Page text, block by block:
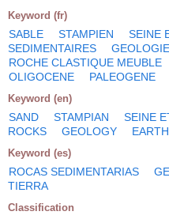
Keyword (fr)
SABLE STAMPIEN SEINE
SEDIMENTAIRES
GEOLOGIE
ROCHE CLASTIQUE MEUBLE
OLIGOCENE
PALEOGENE
Keyword (en)
SAND STAMPIAN SEINE
ROCKS
GEOLOGY
Keyword (es)
ROCAS SEDIMENTARIAS
TIERRA
Classification